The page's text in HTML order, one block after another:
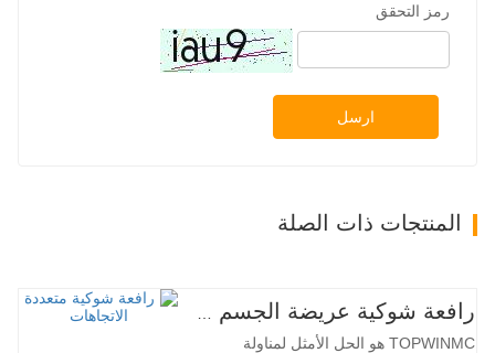
رمز التحقق
ارسل
المنتجات ذات الصلة
TOPWINMC هو الحل الأمثل لمناولة